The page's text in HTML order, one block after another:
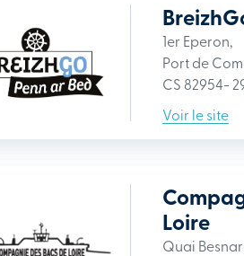
1er Eperon,
Port de
CS 82954-
Voir le site
Loire
Quai